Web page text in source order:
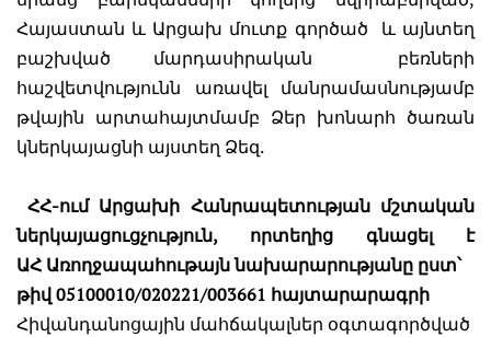
Հայաստան և Արցախ մուտք գործած և այնտեղ
բաշխված մարդասիրական բեռների
հաշվետվությունն առավել մանրամասնությամբ
թվային արտահայտմամբ Ձեր խոնարհ ծառան
կներկայացնի այստեղ Ձեզ.
ՀՀ-ում Արցախի Հանրապետության մշտական
ներկայացուցչություն, որտեղից գնացել է
ԱՀ Առողջապահութայն նախարարությանը ըստ՝
թիվ 05100010/020221/003661 հայտարարագրի
Հիվանդանոցային մահճակալներ օգտագործված